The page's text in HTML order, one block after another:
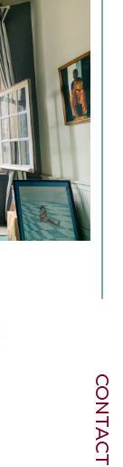
CONTACT